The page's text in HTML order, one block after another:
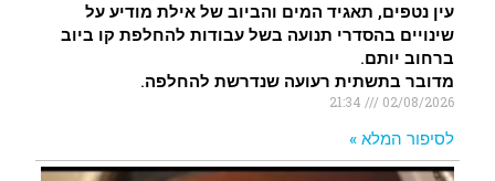
עין נטפים, תאגיד המים והביוב של אילת מודיע על
שינויים בהסדרי תנועה בשל עבודות להחלפת קו ביוב
ברחוב יותם.
מדובר בתשתית רעועה שנדרשת להחלפה.
02/08/2026
לסיפור המלא »